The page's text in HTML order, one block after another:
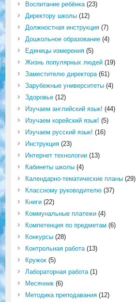
Воспитание ребёнка(23)
Директору школы(12)
Должностная инструкция(7)
Дошкольное образование(4)
Единицы измерения(5)
Жизнь популярных людей(19)
Заместителю директора(61)
Зарубежные университеты(4)
Здоровье(12)
Изучаем английский язык! (44)
Изучаем корейский язык! (5)
Изучаем русский язык! (16)
Инструкция(23)
Интернет технологии(13)
Кабинеты школы(4)
Календарно-тематические планы(29)
Классному руководителю(37)
Книги(22)
Коммунальные платежи(4)
Компетенция по предметам (6)
Конкурсы(28)
Контрольная работа(13)
Кружок(5)
Лабораторная работа(1)
Месячник(6)
Методика преподавания(12)